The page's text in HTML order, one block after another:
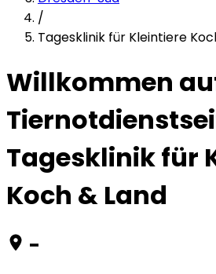
/
Tagesklinik für Kleintiere
Willkommen
Tagesklinik für
Koch & Land
-